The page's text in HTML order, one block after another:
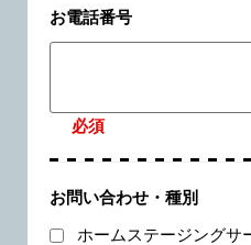
お電話番号
必須
お問い合わせ・種別
ホームステージングサ